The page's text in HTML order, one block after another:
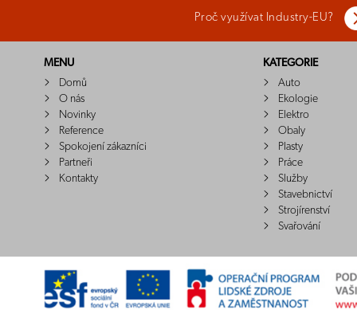
Proč využívat Industry-EU?
MENU
Domů
O nás
Novinky
Reference
Spokojení zákazníci
Partneři
Kontakty
KATEGORIE
Auto
Ekologie
Elektro
Obaly
Plasty
Práce
Služby
Stavebnictví
Strojírenství
Svařování